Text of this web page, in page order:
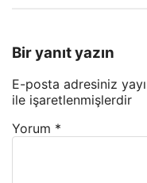
Bir yanıt yazın
E-posta adresiniz
ile işaretlenmişlerdir
Yorum *